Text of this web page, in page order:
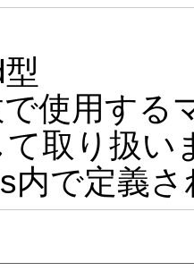
使用する
て取り扱
内で定義